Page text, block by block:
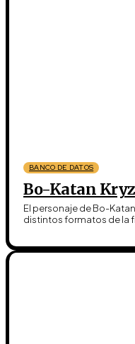
BANCO DE DATOS
Bo-Katan
El personaje de Bo-
distintos formatos de la